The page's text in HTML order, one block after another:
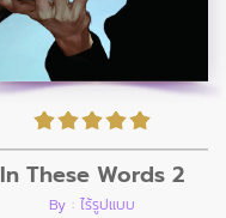
In These Words 2
By : ไร้รูปแบบ